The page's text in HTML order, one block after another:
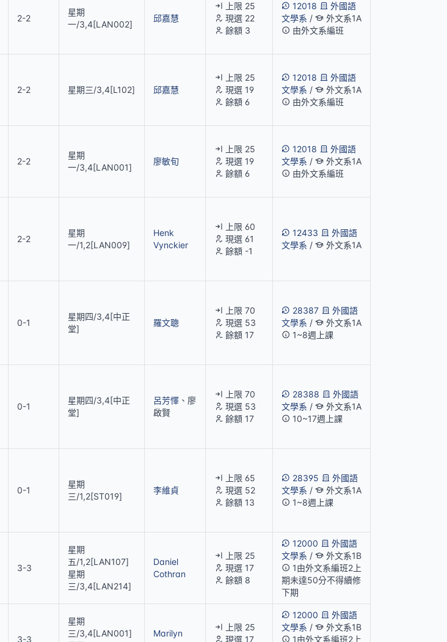
2-2
星期
一/3,4[LAN002]
邱嘉慧
上限 25
現選 22
餘額 3
12018
外國語
文學系 /
外文系1A
由外文系編班
2-2 星期三/3,4[L102] 邱嘉慧
上限 25
現選 19
餘額 6
12018
外國語
文學系 /
外文系1A
由外文系編班
2-2
星期
一/3,4[LAN001]
廖敏旬
上限 25
現選 19
餘額 6
12018
外國語
文學系 /
外文系1A
由外文系編班
2-2
星期
一/1,2[LAN009]
Henk
Vynckier
上限 60
現選 61
餘額 -1
12433
外國語
文學系 / 外文系1A
0-1
星期四/3,4[中正
堂]
羅文聰
上限 70
現選 53
餘額 17
28387
外國語
文學系 /
外文系1A
1~8週上課
0-1
星期四/3,4[中正
堂]
呂芳懌、廖
啟賢
上限 70
現選 53
餘額 17
28388
外國語
文學系 /
外文系1A
10~17週上課
0-1
星期
三/1,2[ST019]
李維貞
上限 65
現選 52
餘額 13
28395
外國語
文學系 /
外文系1A
1~8週上課
3-3
星期
五/1,2[LAN107]
星期
三/3,4[LAN214]
Daniel
Cothran
上限 25
現選 17
餘額 8
12000
外國語
文學系 /
外文系1B
1由外文系編班2上
期未達50分不得續修
下期
3-3
星期
三/3,4[LAN001]
Marilyn
上限 25
現選 17
12000
外國語
文學系 /
外文系1B
1由外文系編班2上